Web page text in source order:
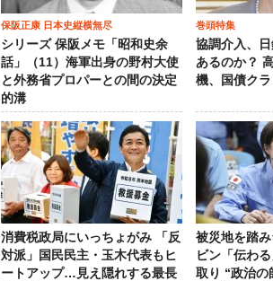
保阪正康 日本史縦横無尽
シリーズ 保阪メモ「昭和史余
話」（11）海軍出身の野村大使
と外務省プロパーとの間の決定
的溝
巻頭特集
協調介入、
あるのか？
機、国債ク
消費税政局にいっちょがみ 「反
対派」国民民主・玉木代表もヒ
ートアップ…見え隠れする最長
被災地を踏
ビン「伝わ
取り “政治の